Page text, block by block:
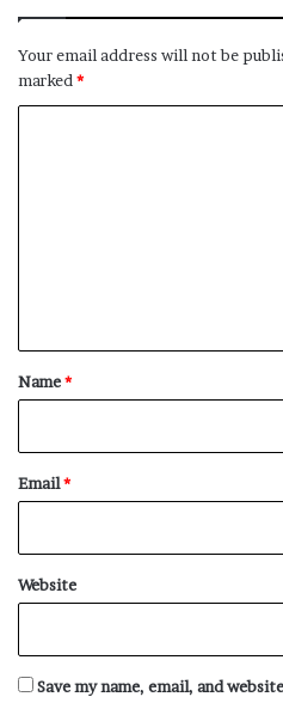
Your email address will not be
marked *
*
Name*
Email*
Website
Save my name, email, and